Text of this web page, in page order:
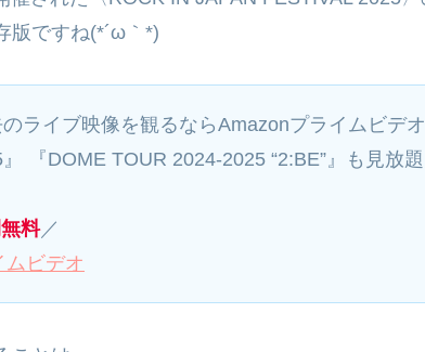
版ですね(*´ω｀*)
ライブ映像を観るならAmazonプライムビデ
』 『DOME TOUR 2024-2025 “2:BE”』も見放題
料／
ビデオ